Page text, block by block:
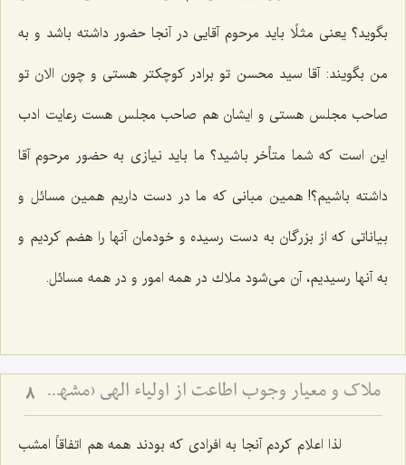
بگوید؟ یعنی مثلًا باید مرحوم آقایی در آنجا حضور داشته باشد و به
من بگویند: آقا سید محسن تو برادر كوچكتر هستی و چون الان تو
صاحب مجلس هستی و ایشان هم صاحب مجلس هست رعایت ادب
این است كه شما متأخر باشید؟ ما باید نیازی به حضور مرحوم آقا
داشته باشیم؟! همین مبانی كه ما در دست داریم همین مسائل و
بیاناتی كه از بزرگان به دست رسیده و خودمان آنها را هضم كردیم و
به آنها رسیدیم، آن می‌شود ملاك در همه امور و در همه مسائل.
ملاک و معیار وجوب اطاعت از اولیاء الهی (مشهد مقدس) 8
لذا اعلام كردم آنجا به افرادی كه بودند همه هم اتفاقاً امشب